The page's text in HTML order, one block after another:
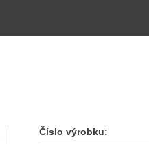
Číslo výrobku: